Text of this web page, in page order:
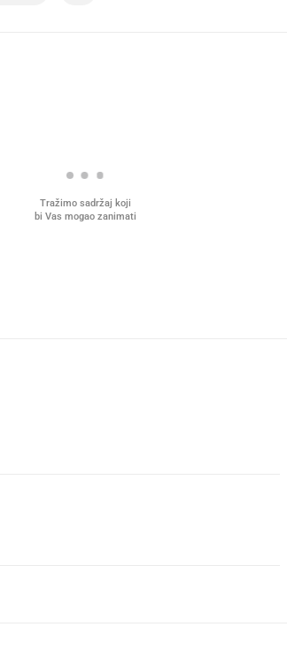
Tražimo sadržaj koji
bi Vas mogao zanimati